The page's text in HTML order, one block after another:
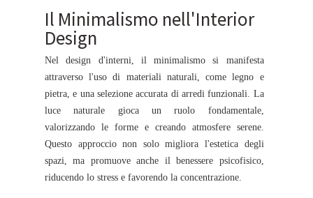
Il Minimalismo nell'Interior
Design
Nel design d'interni, il minimalismo si manifesta
attraverso l'uso di materiali naturali, come legno e
pietra, e una selezione accurata di arredi funzionali. La
luce naturale gioca un ruolo fondamentale,
valorizzando le forme e creando atmosfere serene.
Questo approccio non solo migliora l'estetica degli
spazi, ma promuove anche il benessere psicofisico,
riducendo lo stress e favorendo la concentrazione.